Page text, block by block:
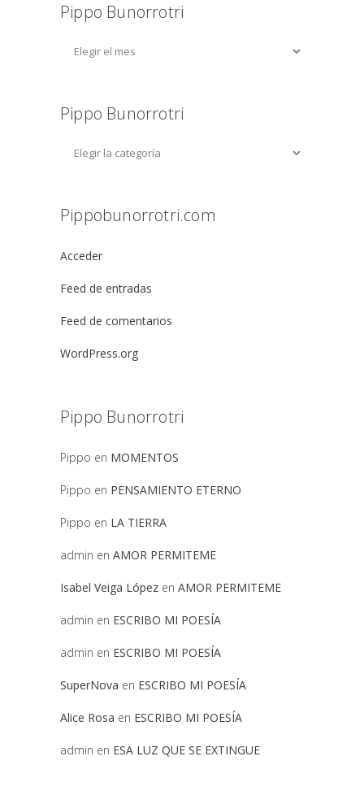
Pippo Bunorrotri
Pippo Bunorrotri
Pippobunorrotri.com
Acceder
Feed de entradas
Feed de comentarios
WordPress.org
Pippo Bunorrotri
Pippo en MOMENTOS
Pippo en PENSAMIENTO ETERNO
Pippo en LA TIERRA
admin en AMOR PERMITEME
Isabel Veiga López en AMOR PERMITEME
admin en ESCRIBO MI POESÍA
admin en ESCRIBO MI POESÍA
SuperNova en ESCRIBO MI POESÍA
Alice Rosa en ESCRIBO MI POESÍA
admin en ESA LUZ QUE SE EXTINGUE